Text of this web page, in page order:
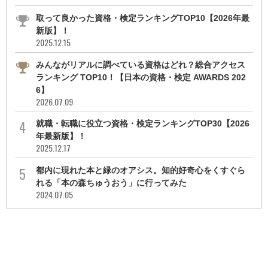
取って良かった資格・検定ランキングTOP10【2026年最
新版】！
2025.12.15
みんながリアルに調べている資格はどれ？総合アクセス
ランキング TOP10！【日本の資格・検定 AWARDS 202
6】
2026.07.09
就職・転職に役立つ資格・検定ランキングTOP30【2026
年最新版】！
2025.12.17
都内に現れた本と緑のオアシス。知的好奇心をくすぐら
れる「本の森ちゅうおう」に行ってみた
2024.07.05